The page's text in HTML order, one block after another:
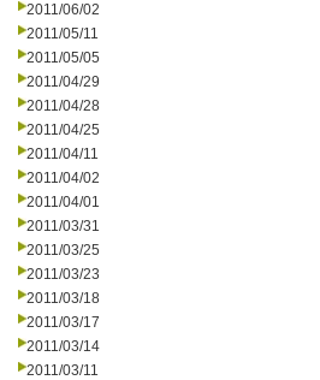
2011/06/02
2011/05/11
2011/05/05
2011/04/29
2011/04/28
2011/04/25
2011/04/11
2011/04/02
2011/04/01
2011/03/31
2011/03/25
2011/03/23
2011/03/18
2011/03/17
2011/03/14
2011/03/11